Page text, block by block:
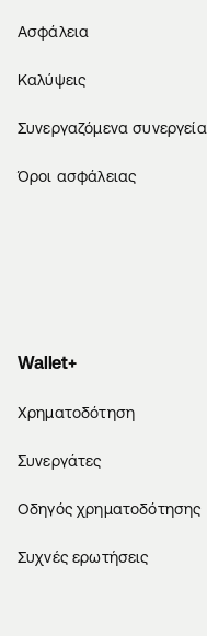
Ασφάλεια
Καλύψεις
Συνεργαζόμενα συνεργεία
Όροι ασφάλειας
Wallet+
Χρηματοδότηση
Συνεργάτες
Οδηγός χρηματοδότησης
Συχνές ερωτήσεις